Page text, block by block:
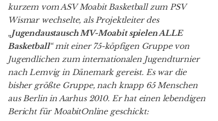
kurzem vom ASV Moabit Basketballzum PSV
Wismarwechselte, als Projektleiter des
„Jugendaustausch MV-Moabit spielen ALLE
Basketball“ mit einer 75-köpfigen Gruppe von
Jugendlichen zum internationalen Jugendturnier
nach Lemvig in Dänemark gereist. Es war die
bisher größte Gruppe, nach knapp 65 Menschen
aus Berlin in Aarhus 2010. Er hat einen lebendigen
Bericht für MoabitOnline geschickt: